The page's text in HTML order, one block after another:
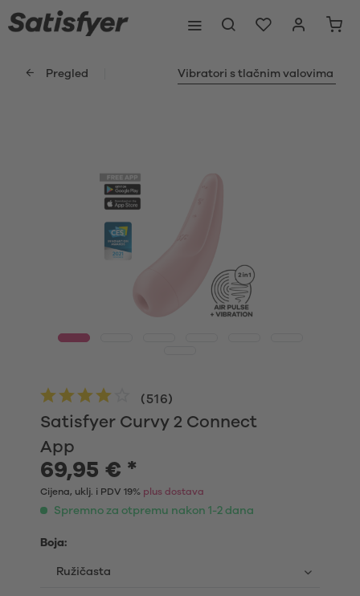
Pregled Vibratori s tlačnim valovima
Satisfyer Curvy 2 Connect
App
(516)
69,95 € *
Cijena, uklj. i PDV 19% plus dostava
Spremno za otpremu nakon 1-2 dana
Boja: